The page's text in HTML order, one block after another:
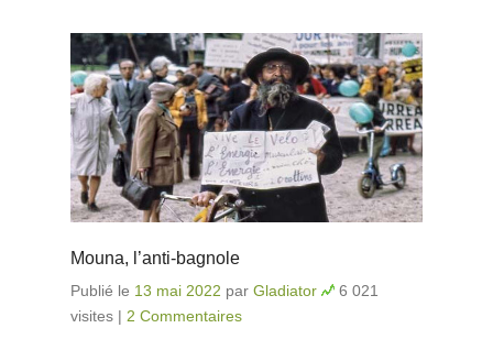
Mouna, l’anti-bagnole
Publié le 13 mai 2022 par Gladiator
6 021
visites | 2 Commentaires